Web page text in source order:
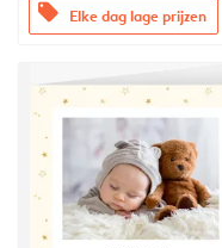
offers Elke dag lage prijzen